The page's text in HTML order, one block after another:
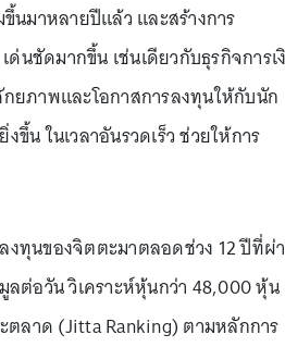
มาหลายปีแล้ว และสร้างการ
นชัดมากขึ้น เช่นเดียวกับธุรกิจการเ
ยภาพและโอกาสการลงทุนให้กับนัก
น ในเวลาอันรวดเร็ว ช่วยให้การ
ทุนของจิตตะมาตลอดช่วง 12 ปีที่ผ่
ต่อวัน วิเคราะห์หุ้นกว่า 48,000 หุ้น
ลาด (Jitta Ranking) ตามหลักการ